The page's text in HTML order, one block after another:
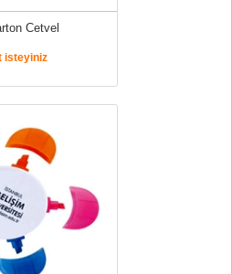
Cetvel
isteyiniz